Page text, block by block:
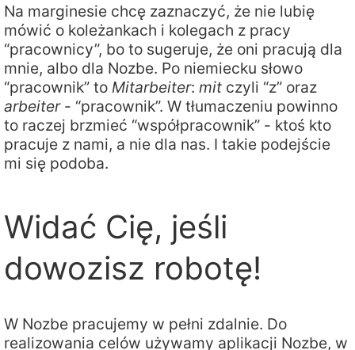
Na marginesie chcę zaznaczyć, że nie lubię
mówić o koleżankach i kolegach z pracy
“pracownicy”, bo to sugeruje, że oni pracują dla
mnie, albo dla Nozbe. Po niemiecku słowo
“pracownik” to Mitarbeiter: mit czyli “z” oraz
arbeiter- “pracownik”. W tłumaczeniu powinno
to raczej brzmieć “współpracownik” - ktoś kto
pracuje z nami, a nie dla nas. I takie podejście
mi się podoba.
Widać Cię, jeśli
dowozisz robotę!
W Nozbe pracujemy w pełni zdalnie. Do
realizowania celów używamy aplikacji Nozbe, w